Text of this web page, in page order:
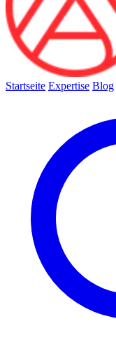
Startseite Expertise Blog